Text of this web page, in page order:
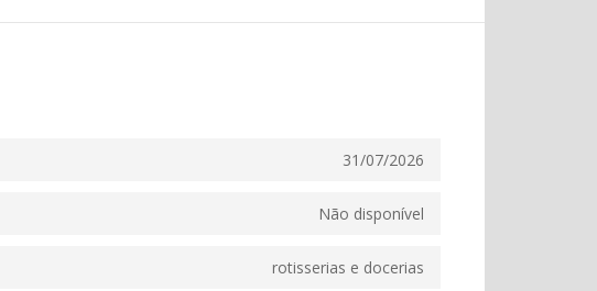
31/07/2026
Não disponível
rotisserias e docerias